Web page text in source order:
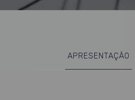
APRESENTAÇÃO